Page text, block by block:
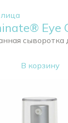
Eye
сыворотка
В корзину